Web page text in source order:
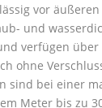
vor
und
verfügen über
ohne
sind bei einer
Meter bis zu